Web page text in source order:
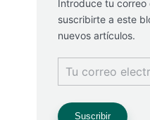
Introduce tu correo
suscribirte a este
nuevos artículos.
Tu
correo
electrónico
Suscribir